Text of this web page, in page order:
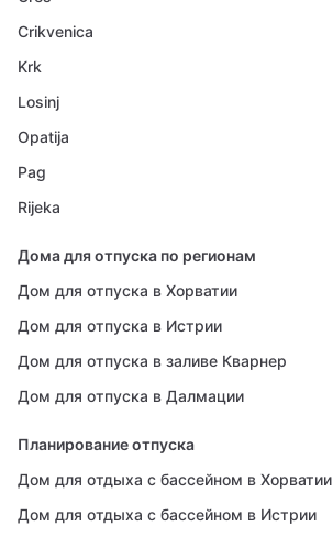
Crikvenica
Krk
Losinj
Opatija
Pag
Rijeka
Дома для отпуска по регионам
Дом для отпуска в Хорватии
Дом для отпуска в Истрии
Дом для отпуска в заливе Кварнер
Дом для отпуска в Далмации
Планирование отпуска
Дом для отдыха с бассейном в Хорватии
Дом для отдыха с бассейном в Истрии